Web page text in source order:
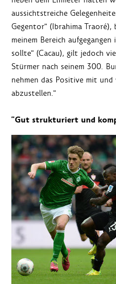
aussichtstreiche
Gegentor" (Ibrahima Traoré),
meinem Bereich
sollte" (Cacau), gilt jedoch
Stürmer nach seinem 300.
nehmen das Positive mit und
abzustellen."
"Gut strukturiert und